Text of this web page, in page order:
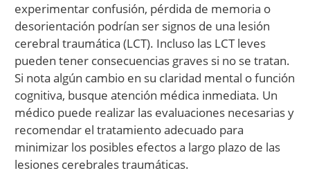
experimentar confusión, pérdida de memoria o
desorientación podrían ser signos de una lesión
cerebral traumática (LCT). Incluso las LCT leves
pueden tener consecuencias graves si no se tratan.
Si nota algún cambio en su claridad mental o función
cognitiva, busque atención médica inmediata. Un
médico puede realizar las evaluaciones necesarias y
recomendar el tratamiento adecuado para
minimizar los posibles efectos a largo plazo de las
lesiones cerebrales traumáticas.